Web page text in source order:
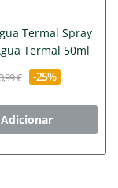
Termal Spray
Termal 50ml
€ -25%
Adicionar